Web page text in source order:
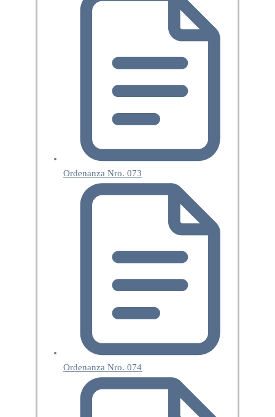
Ordenanza Nro. 073
Ordenanza Nro. 074